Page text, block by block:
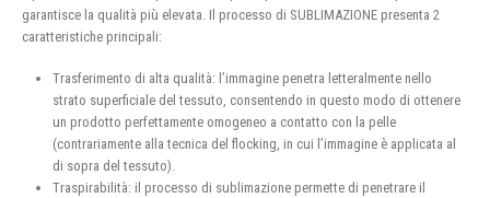
garantisce la qualità più elevata. Il processo di SUBLIMAZIONE presenta 2
caratteristiche principali:
Trasferimento di alta qualità: l’immagine penetra letteralmente nello
strato superficiale del tessuto, consentendo in questo modo di ottenere
un prodotto perfettamente omogeneo a contatto con la pelle
(contrariamente alla tecnica del flocking, in cui l’immagine è applicata al
di sopra del tessuto).
Traspirabilità: il processo di sublimazione permette di penetrare il